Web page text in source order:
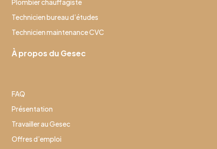
Plombier chauffagiste
Technicien bureau d’études
Technicien maintenance CVC
À propos du Gesec
FAQ
Présentation
Travailler au Gesec
Offres d’emploi